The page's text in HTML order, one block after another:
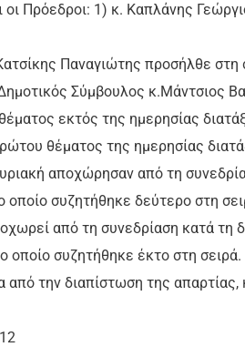
οι Πρόεδροι: 1) κ. Καπλάνης
Παναγιώτης προσήλθε στη
Σύμβουλος κ.Μάντσιος
εκτός της ημερησίας
θέματος της ημερησίας
αποχώρησαν από τη
οποίο συζητήθηκε δεύτερο στη
από τη συνεδρίαση κατά τη
οποίο συζητήθηκε έκτο στη σειρά.
την διαπίστωση της απαρτίας,